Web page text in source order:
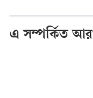
এ সম্পর্কিত